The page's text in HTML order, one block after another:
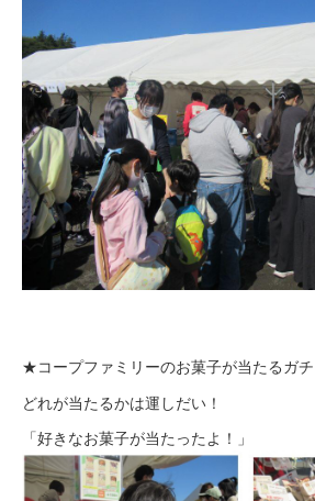
★コープファミリーのお菓子が当たるガチ
どれが当たるかは運しだい！
「好きなお菓子が当たったよ！」